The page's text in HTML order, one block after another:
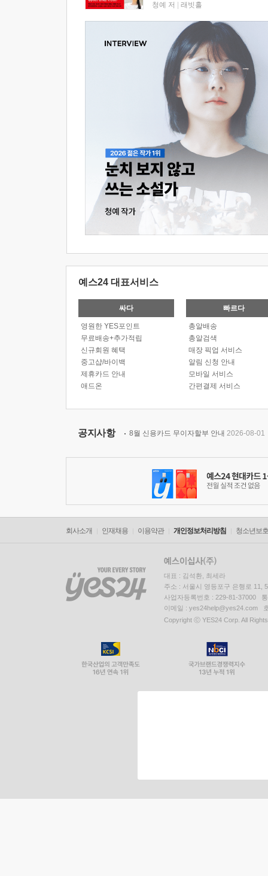
청예 저 래빗홀
예스24 대표서비스
싸다
영원한 YES포인트
무료배송+추가적립
신규회원 혜택
중고샵/바이백
제휴카드 안내
애드온
빠르다
총알배송
총알검색
매장 픽업 서비스
알림 신청 안내
모바일 서비스
간편결제 서비스
공지사항 8월 신용카드 무이자할부 안내 2026-08-01
회사소개 인재채용 이용약관 개인정보처리방침 청소년보
대표 : 김석환, 최세라
주소 : 서울시 영등포구 은행로 11,
사업자등록번호 : 229-81-37000
이메일 : yes24help@yes24.com
Copyright ⓒ YES24 Corp. All